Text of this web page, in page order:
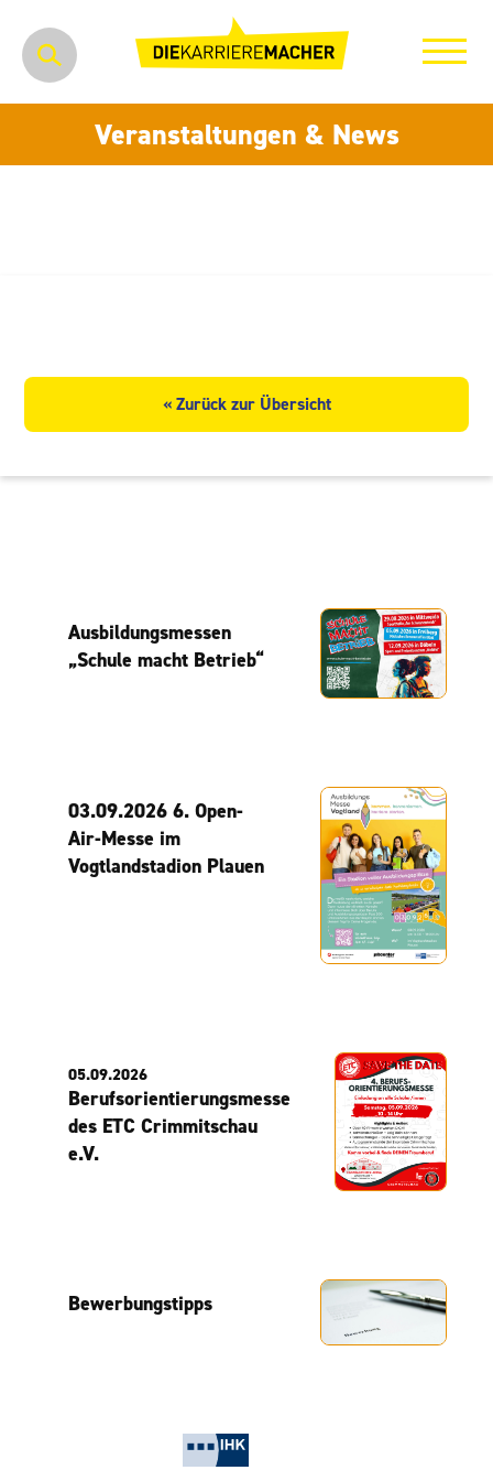
Veranstaltungen & News
« Zurück zur Übersicht
Ausbildungsmessen
„Schule macht Betrieb“
03.09.2026 6. Open-
Air-Messe im
Vogtlandstadion Plauen
05.09.2026
Berufsorientierungsmesse
des ETC Crimmitschau
e.V.
Bewerbungstipps